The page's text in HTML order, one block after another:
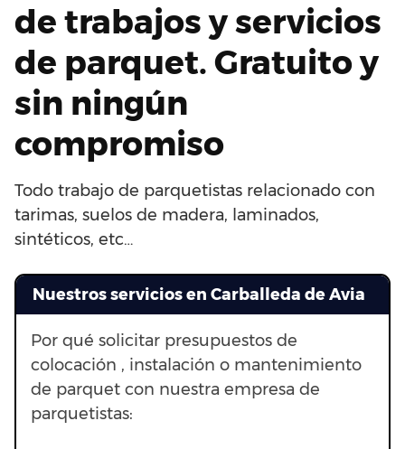
de trabajos y servicios
de parquet. Gratuito y
sin ningún
compromiso
Todo trabajo de parquetistas relacionado con
tarimas, suelos de madera, laminados,
sintéticos, etc…
Nuestros servicios en Carballeda de Avia
Por qué solicitar presupuestos de
colocación , instalación o mantenimiento
de parquet con nuestra empresa de
parquetistas: